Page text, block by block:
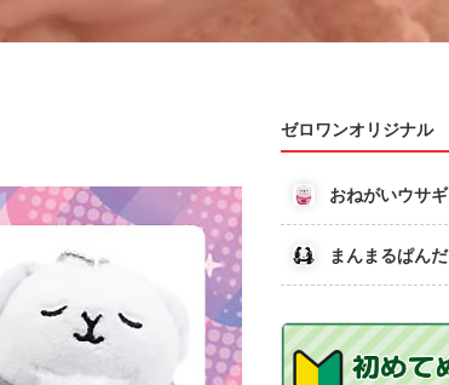
ゼロワンオリジナル
おねがいウサギ
まんまるぱんだ